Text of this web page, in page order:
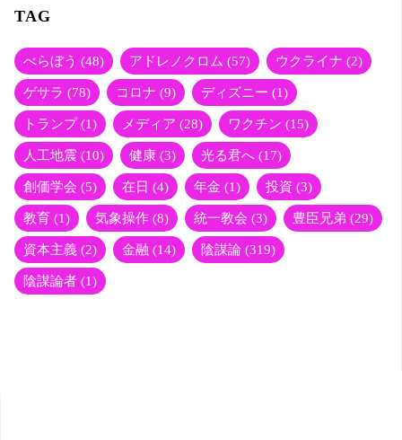
tte
r
TAG
べらぼう (48) アドレノクロム (57) ウクライナ (2)
ゲサラ (78) コロナ (9) ディズニー (1)
トランプ(1) メディア (28) ワクチン (15)
人工地震 (10) 健康 (3) 光る君へ (17)
創価学会 (5) 在日 (4) 年金 (1) 投資 (3)
教育 (1) 気象操作 (8) 統一教会 (3) 豊臣兄弟 (29)
資本主義 (2) 金融 (14) 陰謀論 (319)
陰謀論者 (1)